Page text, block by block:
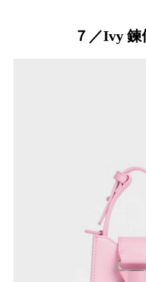
７／Ivy